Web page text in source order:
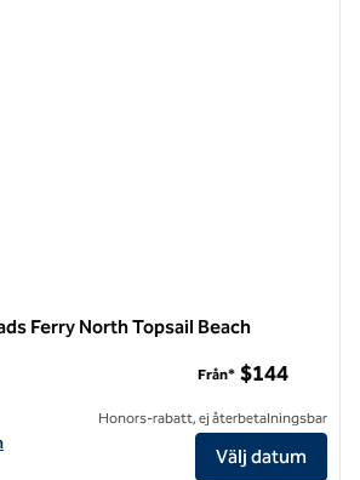
Ferry North Topsail Beach
Hampton Inn Sneads Ferry North Topsail Beach
Från* $144
Honors-rabatt, ej återbetalningsbar
Välj datum